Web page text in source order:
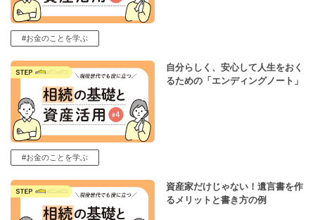
#お金のことを学ぶ
自分らしく、安心して人生をおく
るための「エンディングノート」
#お金のことを学ぶ
資産家だけじゃない！遺言書を作
るメリットと書き方の例